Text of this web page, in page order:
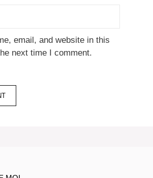
email, and website in this
next time I comment.